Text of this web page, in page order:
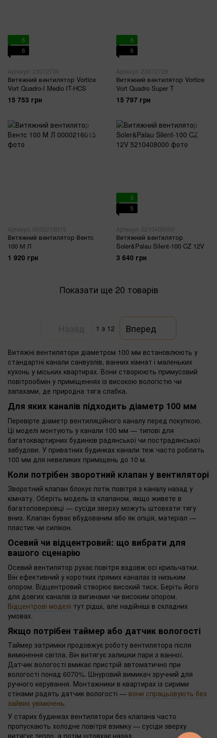
6
6
Артикул: 23072736
Витяжний вентилятор Vortice
Vort Quadro-I Medio IT-HCS
15 753 грн
6
6
Артикул: 23072729
Витяжний вентилятор Vortice
Vort Quadro Super T
15 797 грн
Артикул: 0000216015
Витяжний вентилятор Вентс
100 М Л
1 920 грн
5
5
Артикул: 5210408000
Витяжний вентилятор
Soler&Palau Silent-100 CZ 12V
3 640 грн
Показати ще 20 товарів
1 з 12 Вперед
Витяжні вентилятори діаметром 100 мм встановлюють у
стандартні канали санвузлів, ванних кімнат і маленьких
кухонь у міських квартирах. Вони створюють примусовий
повітрообмін у приміщеннях із високою вологістю чи
запахами, де природна тяга слабка.
Для яких каналів підходить діаметр 100 мм
Перевірте діаметр вентиляційного каналу перед покупкою.
Ці моделі монтують у канали 100 мм — типові для
багатоквартирних будинків радянської чи пострадянської
забудови. У приватних будинках канали теж часто роблять
100 мм для невеликих приміщень до 10 м.
Коли потрібен зворотний клапан у вентиляторі
Зворотний клапан блокує потік повітря з каналу назад у
кімнату. Оберіть модель із клапаном, якщо живете в
багатоповерхівці — сусіди зверху можуть штовхати тягу
вниз. Клапан буває вбудованим або як опція, матеріал —
пластик чи силікон.
Осевий чи відцентровий: що вибрати для
вашого сценарію
Осевий вентилятор рухає повітря вздовж осі крильчатки.
Він ефективний у коротких прямих каналах із низьким
опором. Відцентровий створює високий тиск. Беріть його
для довгих каналів із вигинами чи високим опором.
Відцентрові моделі тут рідші, але надійніші в складних
умовах.
Якщо потрібен таймер або датчик вологості
Таймер затримки продовжує роботу вентилятора після
вимкнення світла. Він витягує залишки пари з ванної.
Датчик вологості вмикає пристрій автоматично при
вологості понад 6070%. Шнуровий вимикач зручний для
ручного керування. Монтажники в квартирах із сирими
стінами радять датчик вологості — вони спрацьовують без
зайвих увімкнень.
У старих будинках вентилятори без клапана часто
пропускають холодне повітря взимку — сусіди зверху
витягує тепло, а потім штовхає назад.